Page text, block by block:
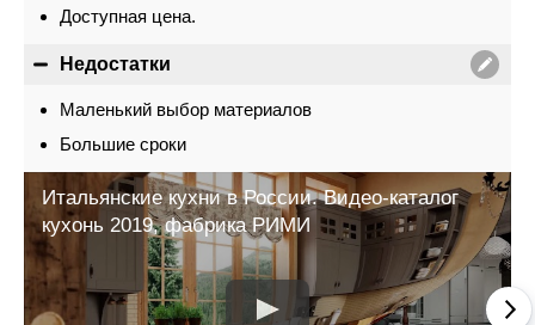
Доступная цена.
Недостатки
Маленький выбор материалов
Большие сроки